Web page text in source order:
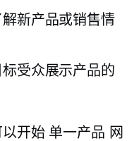
新产品或销售情
受众展示产品的
开始 单一产品 网